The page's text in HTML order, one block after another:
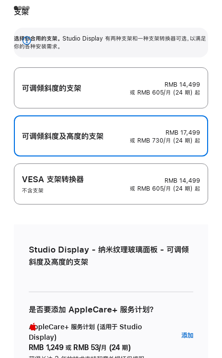
支架
选择你合用的支架。 Studio Display 有两种支架和一种支架转换器可选，以满足
你的各种安装需求。
展
可调倾斜度的支架
RMB 14,499
或 RMB 605/月 (24 期) 起
可调倾斜度及高‍度的支‍架
RMB 17,499
或 RMB 730/月 (24 期) 起
VESA 支架转换器
不含支架
RMB 14,499
或 RMB 605/月 (24 期) 起
Studio Display - 纳米纹理玻璃面板 - 可调倾
斜度及高度的支架
是否要添加 AppleCare+ 服务计划？
AppleCare+ 服务计划 (适用于 Studio
Display)
RMB 1,249 或 RMB 53/月 (24 期)
添加